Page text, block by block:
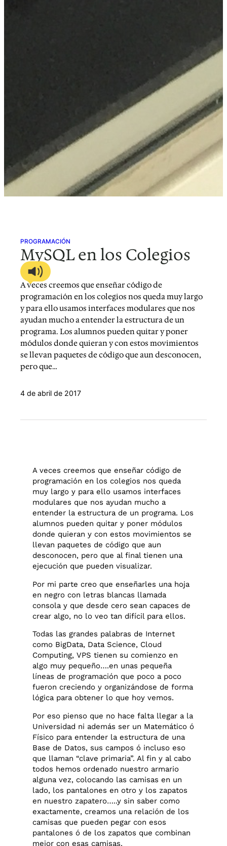
PROGRAMACIÓN
MySQL en los Colegios
A veces creemos que enseñar código de
programación en los colegios nos queda muy largo
y para ello usamos interfaces modulares que nos
ayudan mucho a entender la estructura de un
programa. Los alumnos pueden quitar y poner
módulos donde quieran y con estos movimientos
se llevan paquetes de código que aun desconocen,
pero que…
4 de abril de 2017
A veces creemos que enseñar código de
programación en los colegios nos queda
muy largo y para ello usamos interfaces
modulares que nos ayudan mucho a
entender la estructura de un programa. Los
alumnos pueden quitar y poner módulos
donde quieran y con estos movimientos se
llevan paquetes de código que aun
desconocen, pero que al final tienen una
ejecución que pueden visualizar.
Por mi parte creo que enseñarles una hoja
en negro con letras blancas llamada
consola y que desde cero sean capaces de
crear algo, no lo veo tan difícil para ellos.
Todas las grandes palabras de Internet
como BigData, Data Science, Cloud
Computing, VPS tienen su comienzo en
algo muy pequeño….en unas pequeña
líneas de programación que poco a poco
fueron creciendo y organizándose de forma
lógica para obtener lo que hoy vemos.
Por eso pienso que no hace falta llegar a la
Universidad ni además ser un Matemático ó
Físico para entender la estructura de una
Base de Datos, sus campos ó incluso eso
que llaman “clave primaria”. Al fin y al cabo
todos hemos ordenado nuestro armario
alguna vez, colocando las camisas en un
lado, los pantalones en otro y los zapatos
en nuestro zapatero…..y sin saber como
exactamente, creamos una relación de los
camisas que pueden pegar con esos
pantalones ó de los zapatos que combinan
mejor con esas camisas.